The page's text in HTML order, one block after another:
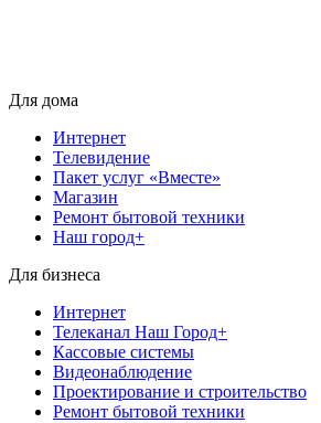
Для дома
Интернет
Телевидение
Пакет услуг «Вместе»
Магазин
Ремонт бытовой техники
Наш город+
Для бизнеса
Интернет
Телеканал Наш Город+
Кассовые системы
Видеонаблюдение
Проектирование и строительство
Ремонт бытовой техники